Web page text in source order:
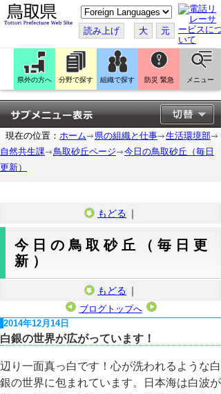
こ
の
ペ
ー
ジ
翻
訳
す
る
読み上げ 大 元
県外の方へ 分野で探す 組織で探す 防災 緊急 メニュー
現在の位置： ホーム 県の組織と仕事
生活環境部
自然共生課
鳥取砂丘ページ
今日の鳥取砂丘（毎日
更新）
もどる ｜
今日の鳥取砂丘（毎日更
新）
もどる ｜
ブログトップへ
2014年12月14日
白銀の世界が広がっています！
辺り一面真っ白です！心が洗われるような白
銀の世界に包まれています。日本海は白波が